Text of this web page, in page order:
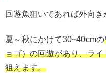
回遊魚狙いであれば外向き
夏～秋にかけて30~40cmの
ョゴ）の回遊があり、ラ
狙えます。